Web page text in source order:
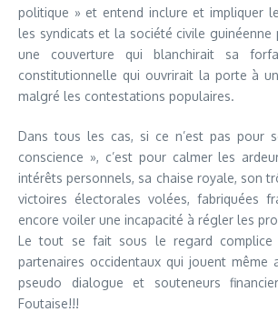
politique » et entend inclure et impliquer
les syndicats et la société civile guinéenne
une couverture qui blanchirait sa
constitutionnelle qui ouvrirait la porte à
malgré les contestations populaires.
Dans tous les cas, si ce n’est pas pour
conscience », c’est pour calmer les
intérêts personnels, sa chaise royale, son
victoires électorales volées, fabriquées
encore voiler une incapacité à régler les
Le tout se fait sous le regard complice
partenaires occidentaux qui jouent même
pseudo dialogue et souteneurs
Foutaise!!!